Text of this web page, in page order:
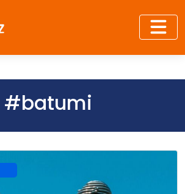
#batumi